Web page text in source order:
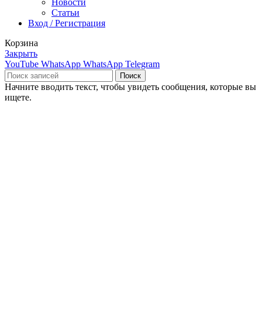
Статьи
Вход / Регистрация
Корзина
Закрыть
YouTube WhatsApp WhatsApp Telegram
Поиск
Начните вводить текст, чтобы увидеть сообщения, которые вы
ищете.